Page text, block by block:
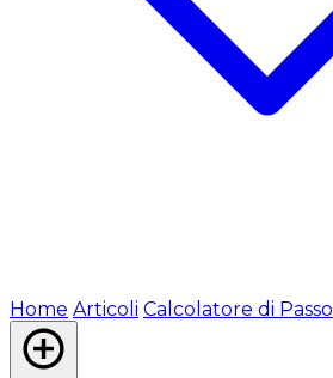
Home Articoli Calcolatore di Passo